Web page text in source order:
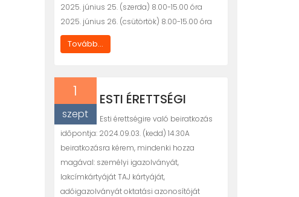
2025. június 25. (szerda) 8.00-15.00 óra
2025. június 26. (csütörtök) 8.00-15.00 óra
Tovább...
1
szept
ESTI ÉRETTSÉGI
Esti érettségire való beiratkozás
idõpontja: 2024.09.03. (kedd) 14.30A
beiratkozásra kérem, mindenki hozza
magával: személyi igazolványát,
lakcímkártyáját TAJ kártyáját,
adóigazolványát oktatási azonosítóját